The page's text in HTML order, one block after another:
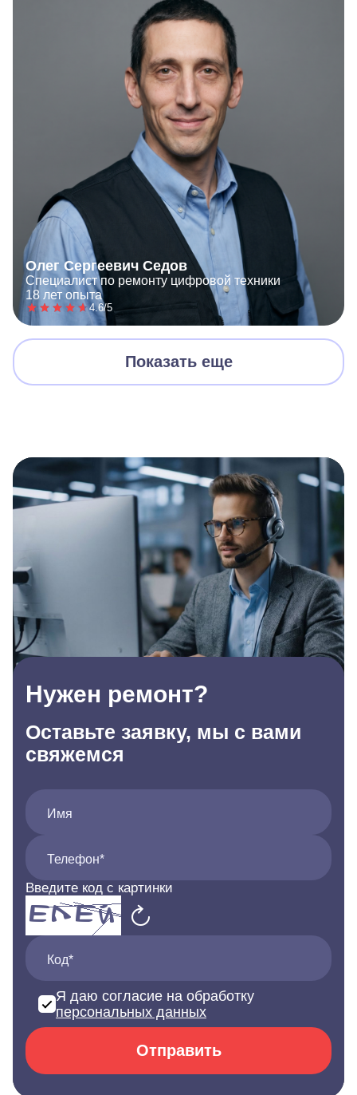
Олег Сергеевич Седов
Специалист по ремонту цифровой техники
18 лет опыта
4.6/5
Показать еще
Нужен ремонт?
Оставьте заявку, мы с вами
свяжемся
Имя
Телефон*
Введите код с картинки
Код*
Я даю согласие на обработку
персональных данных
Отправить